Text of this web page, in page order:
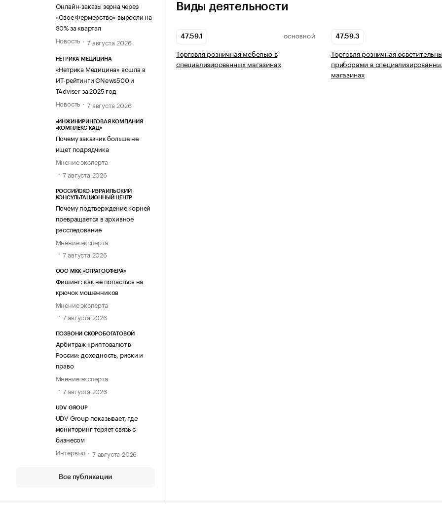
Онлайн-заказы зерна через
«Свое Фермерство» выросли на
30% за квартал
Новость
7 августа 2026
НЕТРИКА МЕДИЦИНА
«Нетрика Медицина» вошла в
ИТ-рейтинги CNews500 и
TAdviser за 2025 год
Новость
7 августа 2026
«ИНЖИНИРИНГОВАЯ КОМПАНИЯ
«КОМПЛЕКС КАД»
Почему заказчик больше не
ищет подрядчика
Мнение эксперта
7 августа 2026
РОССИЙСКО-ИЗРАИЛЬСКИЙ
КОНСУЛЬТАЦИОННЫЙ ЦЕНТР
Почему подтверждение корней
превращается в архивное
расследование
Мнение эксперта
7 августа 2026
ООО МКК «СТРАТОСФЕРА»
Фишинг: как не попасться на
крючок мошенников
Мнение эксперта
7 августа 2026
ПОЗВОНИ СКОРОБОГАТОВОЙ
Арбитраж криптовалют в
России: доходность, риски и
право
Мнение эксперта
7 августа 2026
UDV GROUP
UDV Group показывает, где
мониторинг теряет связь с
бизнесом
Интервью
7 августа 2026
Все публикации
Виды деятельности
47.59.1 ОСНОВНОЙ
Торговля розничная мебелью в
специализированных магазинах
47.59.3
Торговля розничная
приборами в
магазинах